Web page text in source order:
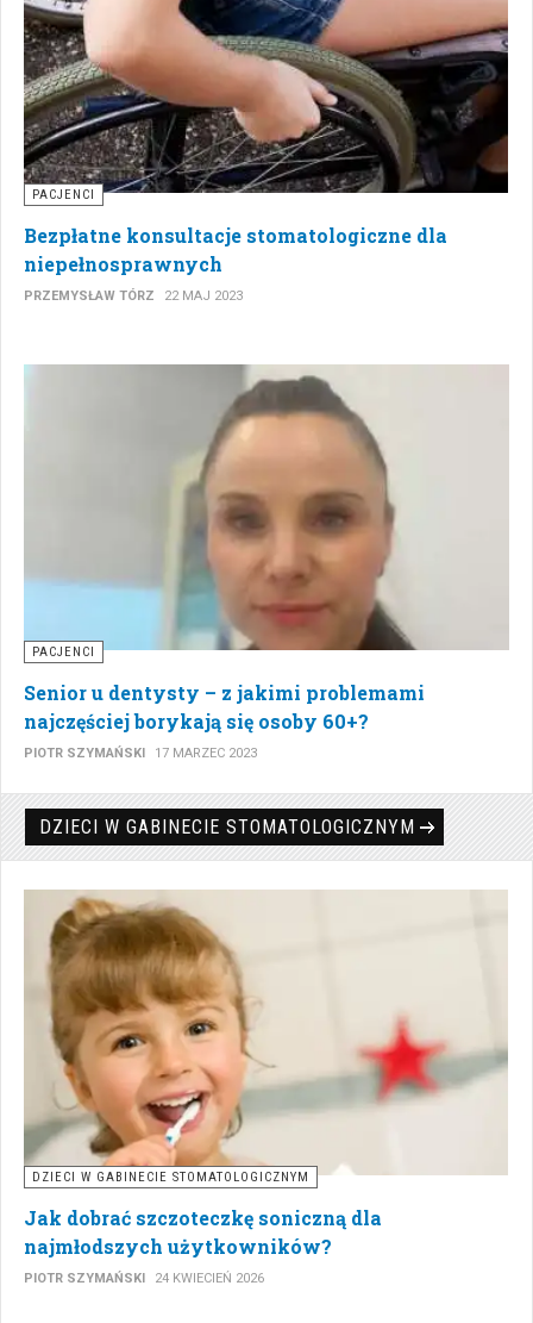
PACJENCI
Bezpłatne konsultacje stomatologiczne dla
niepełnosprawnych
PRZEMYSŁAW TÓRZ 22 MAJ 2023
PACJENCI
Senior u dentysty – z jakimi problemami
najczęściej borykają się osoby 60+?
PIOTR SZYMAŃSKI 17 MARZEC 2023
DZIECI W GABINECIE STOMATOLOGICZNYM
DZIECI W GABINECIE STOMATOLOGICZNYM
Jak dobrać szczoteczkę soniczną dla
najmłodszych użytkowników?
PIOTR SZYMAŃSKI 24 KWIECIEŃ 2026